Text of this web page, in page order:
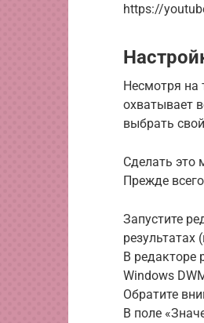
https://
Несмотря на
охватывает
выбрать
Сделать это
Прежде
Запустите
В редакторе
Windows
Обратите
В поле